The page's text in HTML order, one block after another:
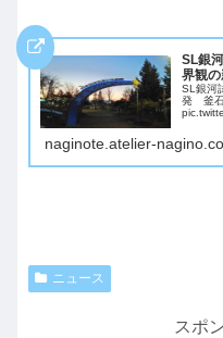
SL銀
界観
SL銀河
発 釜
2022...
naginote.atelier-
ニュース
スポ